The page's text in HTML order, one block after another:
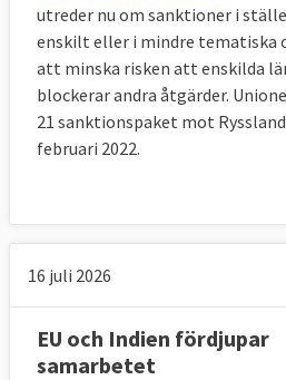
utreder nu om sanktioner i
enskilt eller i mindre tematiska
att minska risken att enskilda
blockerar andra åtgärder.
21 sanktionspaket mot
februari 2022.
16 juli 2026
EU och Indien fördjupar
samarbetet